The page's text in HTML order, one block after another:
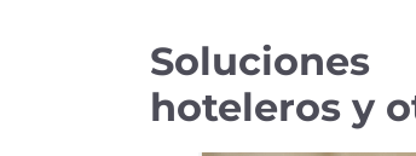
hoteleros y